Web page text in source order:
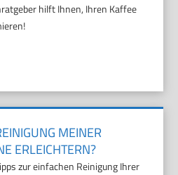
hilft Ihnen, Ihren Kaffee
MEINER
ERLEICHTERN?
zur einfachen Reinigung Ihrer